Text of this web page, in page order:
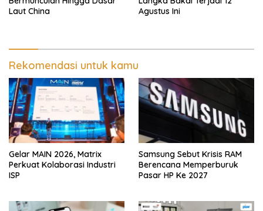
Laut China
Agustus Ini
Rekomendasi untuk kamu
Gelar MAIN 2026, Matrix
Perkuat Kolaborasi Industri
ISP
Samsung Sebut Krisis RAM
Berencana Memperburuk
Pasar HP Ke 2027